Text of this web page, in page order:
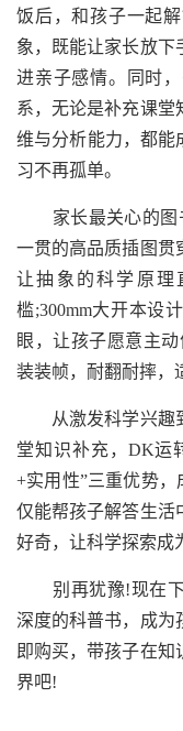
饭后，和孩子一起
象，既能让家长放下
进亲子感情。同时
系，无论是补充课堂
维与分析能力，都能
习不再孤单。
家长最关心的图
一贯的高品质插图贯
让抽象的科学原理
槛;300mm大开本设
眼，让孩子愿意主
装装帧，耐翻耐摔，
从激发科学兴趣到
堂知识补充，DK运
+实用性”三重优势，
仅能帮孩子解答生活
好奇，让科学探索成
别再犹豫!现在下
深度的科普书，成为
即购买，带孩子在
界吧!